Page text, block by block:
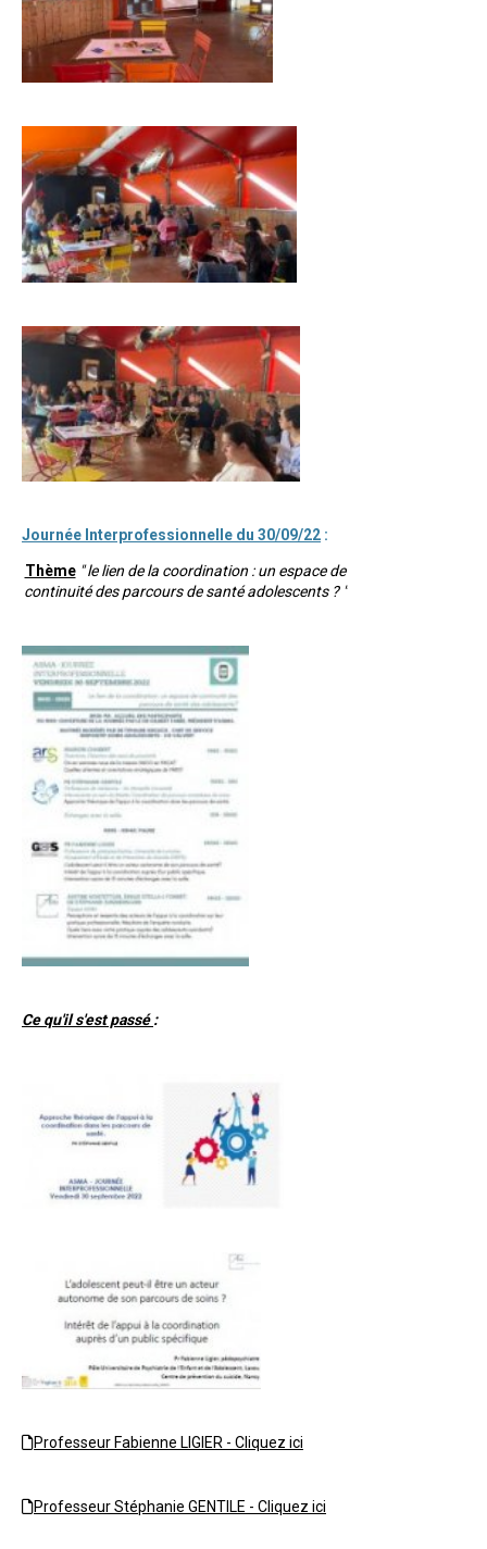
Journée Interprofessionnelle du 30/09/22 :
Thème " le lien de la coordination : un espace de
continuité des parcours de santé adolescents ? "
Ce qu'il s'est passé:
Professeur Fabienne LIGIER - Cliquez ici
Professeur Stéphanie GENTILE - Cliquez ici